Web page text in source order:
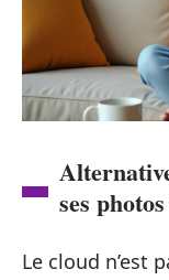
ses
Le cloud n’est